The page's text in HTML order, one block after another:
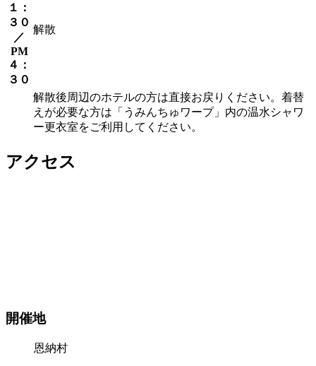
１：
３０
／
PM
４：
３０
解散
解散後周辺のホテルの方は直接お戻りください。着替
えが必要な方は「うみんちゅワープ」内の温水シャワ
ー更衣室をご利用してください。
アクセス
開催地
恩納村